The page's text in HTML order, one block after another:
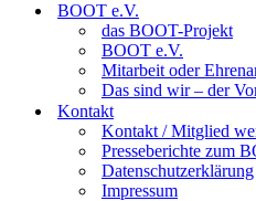
BOOT e.V.
das BOOT-Projekt
BOOT e.V.
Mitarbeit oder
Das sind wir – der
Kontakt
Kontakt / Mitglied
Presseberichte zum
Datenschutzerklärung
Impressum